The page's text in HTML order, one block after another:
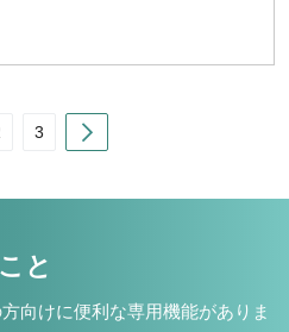
3
と
向けに便利な専用機能がありま